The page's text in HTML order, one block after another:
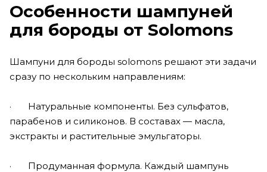
Особенности шампуней
для бороды от Solomons
Шампуни для бороды solomons решают эти задачи
сразу по нескольким направлениям:
· Натуральные компоненты. Без сульфатов,
парабенов и силиконов. В составах — масла,
экстракты и растительные эмульгаторы.
· Продуманная формула. Каждый шампунь